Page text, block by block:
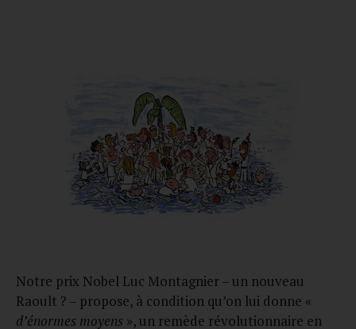
Notre prix Nobel Luc Montagnier – un nouveau
Raoult ? – propose, à condition qu’on lui donne «
d’énormes moyens », un remède révolutionnaire en